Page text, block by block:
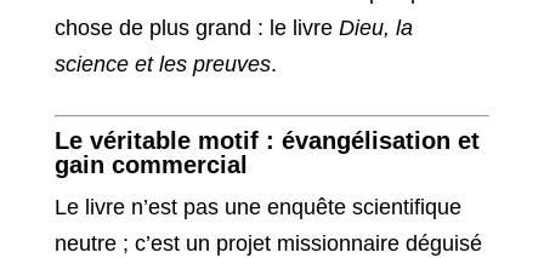
chose de plus grand : le livre Dieu, la
science et les preuves.
Le véritable motif : évangélisation et
gain commercial
Le livre n’est pas une enquête scientifique
neutre ; c’est un projet missionnaire déguisé